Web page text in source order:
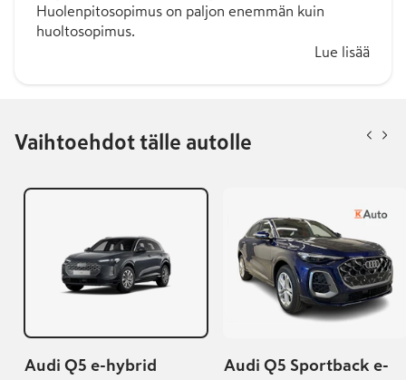
Huolenpitosopimus on paljon enemmän kuin
huoltosopimus.
Lue lisää
Vaihtoehdot tälle autolle
Audi Q5 e-hybrid
Audi Q5 Sportback e-